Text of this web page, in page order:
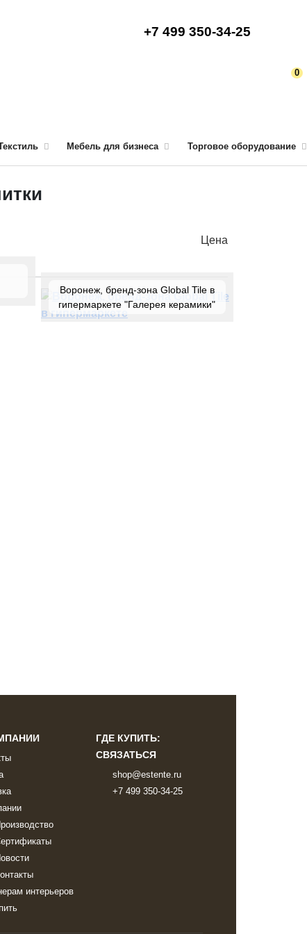
+7 499 350-34-25
0
Мебель для бизнеса Торговое оборудование
Цена
Воронеж, бренд-зона Global Tile в
гипермаркете "Галерея керамики"
интерьеров
ГДЕ КУПИТЬ:
СВЯЗАТЬСЯ
shop@estente.ru
+7 499 350-34-25